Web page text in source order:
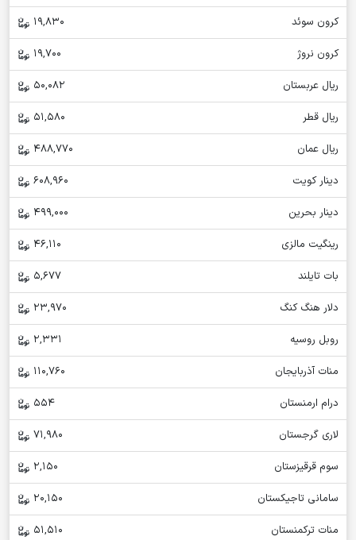
کرون سوئد
19,830
کرون نروژ
19,700
ریال عربستان
50,082
ریال قطر
51,580
ریال عمان
488,770
دینار کویت
608,960
دینار بحرین
499,000
رینگیت مالزی
46,110
بات تایلند
5,677
دلار هنگ کنگ
23,970
روبل روسیه
2,331
منات آذربایجان
110,760
درام ارمنستان
554
لاری گرجستان
71,980
سوم قرقیزستان
2,150
سامانی تاجیکستان
20,150
منات ترکمنستان
51,510